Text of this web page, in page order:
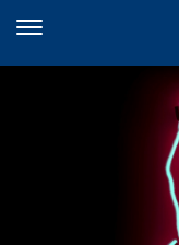
zum
Inhalt
Empört